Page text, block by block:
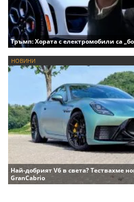
Тръмп: Хората с електромобили са
НОВИНИ
Най-добрият V6 в света? Тествахме
GranCabrio